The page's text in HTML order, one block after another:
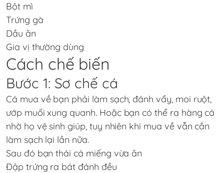
Bột mì
Trứng gà
Dầu ăn
Gia vị thường dùng
Cách chế biến
Bước 1: Sơ chế cá
Cá mua về bạn phải làm sạch, đánh vẩy, moi ruột,
ướp muối xung quanh. Hoặc bạn có thể ra hàng cá
nhờ họ vệ sinh giúp, tuy nhiên khi mua về vẫn cần
làm sạch lại lần nữa.
Sau đó bạn thái cá miếng vừa ăn
Đập trứng ra bát đánh đều